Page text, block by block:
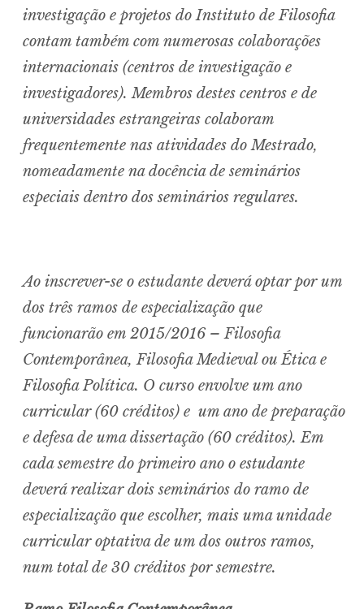
investigação e projetos do Instituto de Filosofia
contam também com numerosas colaborações
internacionais (centros de investigação e
investigadores). Membros destes centros e de
universidades estrangeiras colaboram
frequentemente nas atividades do Mestrado,
nomeadamente na docência de seminários
especiais dentro dos seminários regulares.
Ao inscrever-se o estudante deverá optar por um
dos três ramos de especialização que
funcionarão em 2015/2016 – Filosofia
Contemporânea, Filosofia Medieval ou Ética e
Filosofia Política. O curso envolve um ano
curricular (60 créditos) e um ano de preparação
e defesa de uma dissertação (60 créditos). Em
cada semestre do primeiro ano o estudante
deverá realizar dois seminários do ramo de
especialização que escolher, mais uma unidade
curricular optativa de um dos outros ramos,
num total de 30 créditos por semestre.